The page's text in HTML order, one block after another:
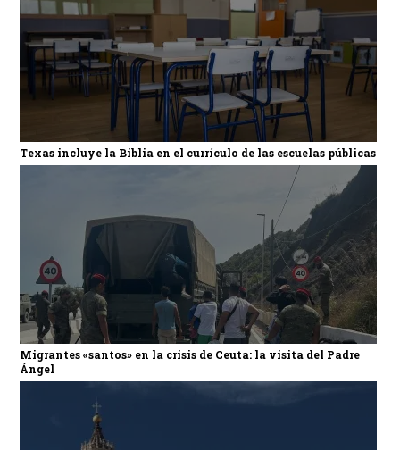
Texas incluye la Biblia en el currículo de las escuelas públicas
Migrantes «santos» en la crisis de Ceuta: la visita del Padre
Ángel